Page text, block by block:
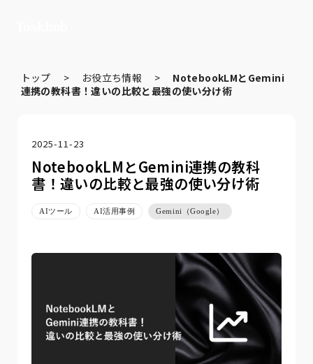
トップ > お役立ち情報 > NotebookLMとGemini
連携の教科書！違いの比較と最強の使い分け術
2025-11-23
NotebookLMとGemini連携の教科
書！違いの比較と最強の使い分け術
AIツール AI活用事例 Gemini（Google）